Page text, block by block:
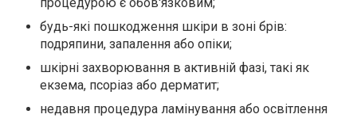
будь-які пошкодження шкіри в зоні брів:
подряпини, запалення або опіки;
шкірні захворювання в активній фазі, такі як
екзема, псоріаз або дерматит;
недавня процедура ламінування або освітлення